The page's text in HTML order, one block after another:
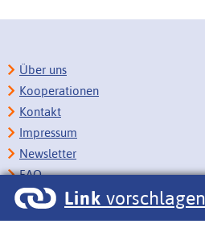
Link vorschlagen
Über uns
Kooperationen
Kontakt
Impressum
Newsletter
FAQ
Copyright